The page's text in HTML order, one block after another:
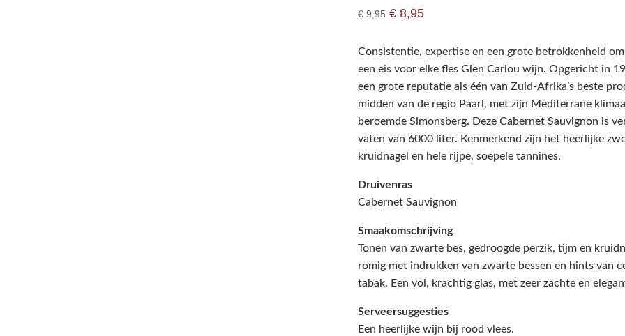
€9,95 Oorspronkelijke prijs was: € 9,95.
€8,95Huidige prijs is: € 8,95.
Consistentie, expertise en een grote betrokkenheid
een eis voor elke fles Glen Carlou wijn. Opgericht in
een grote reputatie als één van Zuid-Afrika’s beste
midden van de regio Paarl, met zijn Mediterrane
beroemde Simonsberg. Deze Cabernet Sauvignon is
vaten van 6000 liter. Kenmerkend zijn het heerlijke
kruidnagel en hele rijpe, soepele tannines.
Druivenras
Cabernet Sauvignon
Smaakomschrijving
Tonen van zwarte bes, gedroogde perzik, tijm en
romig met indrukken van zwarte bessen en hints van
tabak. Een vol, krachtig glas, met zeer zachte en
Serveersuggesties
Een heerlijke wijn bij rood vlees.